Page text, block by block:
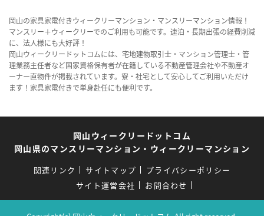
岡山の家具家電付きウィークリーマンション・マンスリーマンション情報！
マンスリー＋ウィークリーでのご利用も可能です。連泊・長期出張の経費削減
に、法人様にも大好評！
岡山ウィークリードットコムには、宅地建物取引士・マンション管理士・管
理業務主任者など国家資格保有者が在籍している不動産管理会社や不動産オ
ーナー直物件が掲載されています。寮・社宅として安心してご利用いただけ
ます！家具家電付きで単身赴任にも便利です。
岡山ウィークリードットコム
岡山県のマンスリーマンション・ウィークリーマンション
関連リンク サイトマップ
プライバシーポリシー
サイト運営会社
お問合わせ